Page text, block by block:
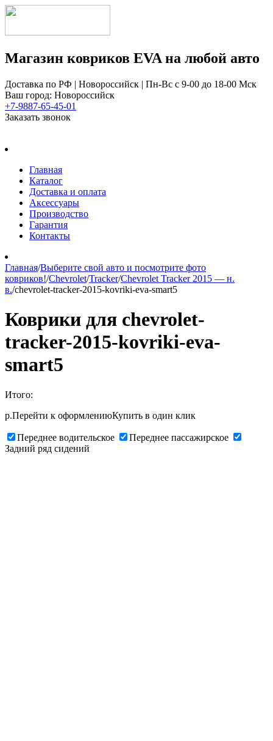
Магазин ковриков EVA ​на любой авто
Доставка по РФ | Новороссийск | Пн-Вс с 9-00 до 18-00 Мск
Ваш город: Новороссийск
+7-9887-65-45-01
Заказать звонок
Главная
Каталог
Доставка и оплата
Аксессуары
Производство
Гарантия
Контакты
Главная/Выберите свой авто и посмотрите фото
ковриков!/Chevrolet/Tracker/Chevrolet Tracker 2015 — н.
в./chevrolet-tracker-2015-kovriki-eva-smart5
Коврики для chevrolet-
tracker-2015-kovriki-eva-
smart5
Итого:
р.Перейти к оформлениюКупить в один клик
Переднее водительское
Переднее пассажирское
Задний ряд сидений